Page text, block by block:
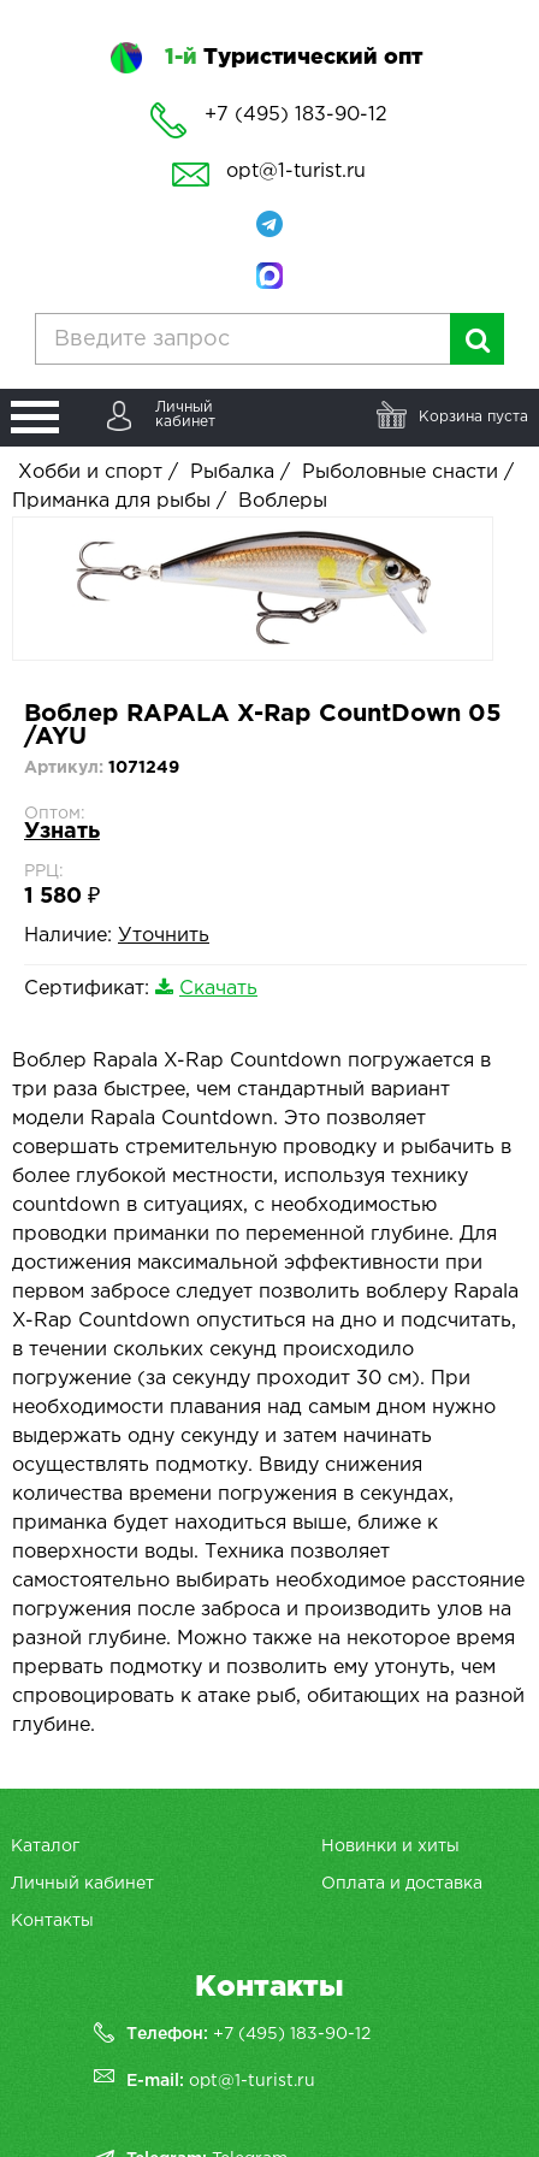
1-й Туристический опт
+7 (495) 183-90-12
opt@1-turist.ru
Личный
кабинет
Корзина пуста
Хобби и спорт / Рыбалка / Рыболовные снасти /
Приманка для рыбы / Воблеры
Воблер RAPALA X-Rap CountDown 05
/AYU
Артикул: 1071249
Оптом:
Узнать
РРЦ:
1 580 ₽
Наличие: Уточнить
Сертификат: Скачать
Воблер Rapala X-Rap Countdown погружается в
три раза быстрее, чем стандартный вариант
модели Rapala Countdown. Это позволяет
совершать стремительную проводку и рыбачить в
более глубокой местности, используя технику
countdown в ситуациях, с необходимостью
проводки приманки по переменной глубине. Для
достижения максимальной эффективности при
первом забросе следует позволить воблеру Rapala
X-Rap Countdown опуститься на дно и подсчитать,
в течении скольких секунд происходило
погружение (за секунду проходит 30 см). При
необходимости плавания над самым дном нужно
выдержать одну секунду и затем начинать
осуществлять подмотку. Ввиду снижения
количества времени погружения в секундах,
приманка будет находиться выше, ближе к
поверхности воды. Техника позволяет
самостоятельно выбирать необходимое расстояние
погружения после заброса и производить улов на
разной глубине. Можно также на некоторое время
прервать подмотку и позволить ему утонуть, чем
спровоцировать к атаке рыб, обитающих на разной
глубине.
Каталог Новинки и хиты
Личный кабинет Оплата и доставка
Контакты
Контакты
Телефон: +7 (495) 183-90-12
E-mail:opt@1-turist.ru